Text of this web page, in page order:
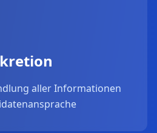
aller Informationen